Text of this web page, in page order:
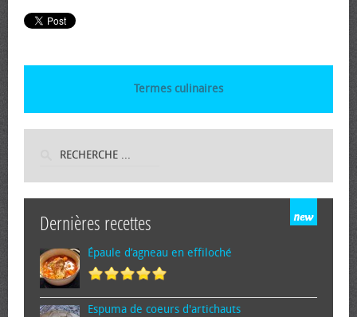
Termes culinaires
Dernières recettes
Épaule d’agneau en effiloché
Espuma de cœurs d'artichauts